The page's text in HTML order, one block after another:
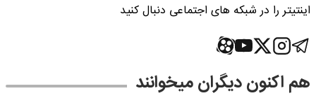
اینتیتر را در شبکه های اجتماعی دنبال کنید
هم اکنون دیگران میخوانند